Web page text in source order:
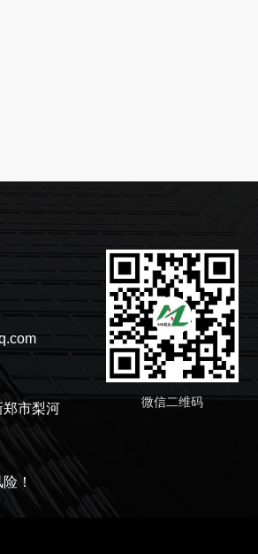
市梨河
！
微信二维码